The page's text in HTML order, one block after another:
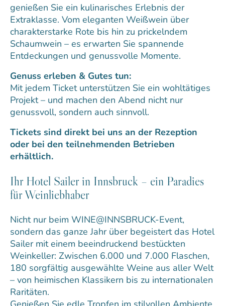
genießen Sie ein kulinarisches Erlebnis der
Extraklasse. Vom eleganten Weißwein über
charakterstarke Rote bis hin zu prickelndem
Schaumwein – es erwarten Sie spannende
Entdeckungen und genussvolle Momente.
Genuss erleben & Gutes tun:
Mit jedem Ticket unterstützen Sie ein wohltätiges
Projekt – und machen den Abend nicht nur
genussvoll, sondern auch sinnvoll.
Tickets sind direkt bei uns an der Rezeption
oder bei den teilnehmenden Betrieben
erhältlich.
Ihr Hotel Sailer in Innsbruck – ein Paradies
für Weinliebhaber
Nicht nur beim WINE@INNSBRUCK-Event,
sondern das ganze Jahr über begeistert das Hotel
Sailer mit einem beeindruckend bestückten
Weinkeller: Zwischen 6.000 und 7.000 Flaschen,
180 sorgfältig ausgewählte Weine aus aller Welt
– von heimischen Klassikern bis zu internationalen
Raritäten.